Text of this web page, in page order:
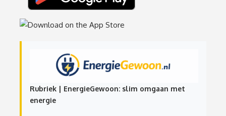
Rubriek | EnergieGewoon: slim omgaan met
energie